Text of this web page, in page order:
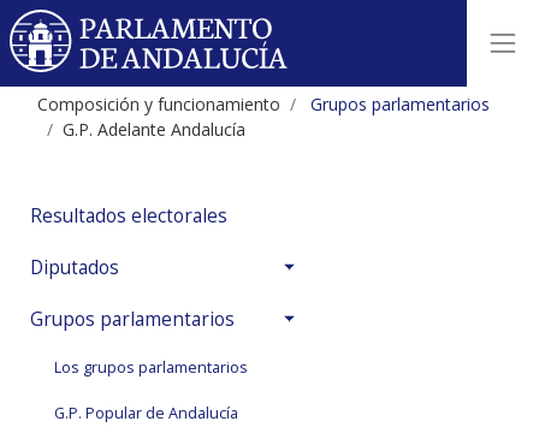
Composición y funcionamiento
Grupos parlamentarios
G.P. Adelante Andalucía
Resultados electorales
Diputados
Grupos parlamentarios
Los grupos parlamentarios
G.P. Popular de Andalucía